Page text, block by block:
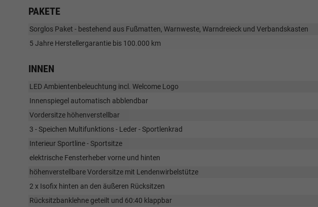
PAKETE
Sorglos Paket - bestehend aus Fußmatten, Warnweste, Warndreieck und Verbandskasten
5 Jahre Herstellergarantie bis 100.000 km
INNEN
LED Ambientenbeleuchtung incl. Welcome Logo
Innenspiegel automatisch abblendbar
Vordersitze höhenverstellbar
3 - Speichen Multifunktions - Leder - Sportlenkrad
Interieur Sportline - Sportsitze
elektrische Fensterheber vorne und hinten
höhenverstellbare Vordersitze mit Lendenwirbelstütze
2 x Isofix hinten an den äußeren Rücksitzen
Rücksitzbanklehne geteilt und 60:40 klappbar